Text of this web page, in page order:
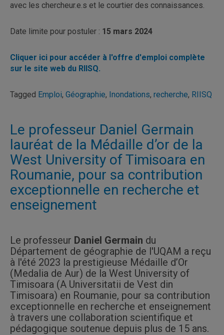
avec les chercheur.e.s et le courtier des connaissances.
Date limite pour postuler : 15 mars 2024
Cliquer ici pour accéder à l'offre d'emploi complète
sur le site web du RIISQ.
Tagged Emploi, Géographie, Inondations, recherche, RIISQ
Le professeur Daniel Germain
lauréat de la Médaille d’or de la
West University of Timisoara en
Roumanie, pour sa contribution
exceptionnelle en recherche et
enseignement
Le professeur Daniel Germain du
Département de géographie de l'UQAM a reçu
à l'été 2023 la prestigieuse Médaille d’Or
(Medalia de Aur) de la West University of
Timisoara (A Universitatii de Vest din
Timisoara) en Roumanie, pour sa contribution
exceptionnelle en recherche et enseignement
à travers une collaboration scientifique et
pédagogique soutenue depuis plus de 15 ans.